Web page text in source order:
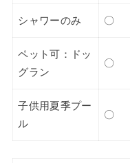
シャワーのみ 〇
ペット可：ドッ
グラン
〇
子供用夏季プー
ル
〇